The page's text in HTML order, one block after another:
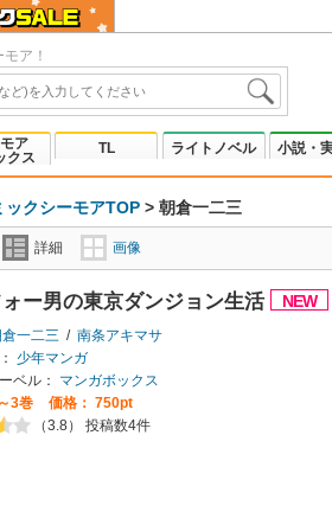
ア！
ア
クス
TL ライトノベル 小説・
クシーモアTOP > 朝倉一二三
詳細 画像
ー男の東京ダンジョン生活
一二三 / 南条アキマサ
少年マンガ
ベル：
マンガボックス
3巻
価格： 750pt
（3.8） 投稿数4件